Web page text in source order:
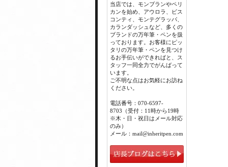
当店では、モンブランやペリ
カンを始め、アウロラ、ビス
コンティ、モンテグラッパ、
カランダッシュなど、多くの
ブランドの万年筆・ペンを扱
っております。お客様にピッ
タリの万年筆・ペンを見つけ
るお手伝いができればと、ス
タッフ一同全力でがんばって
います。
ご不明な点はお気軽にお訪ね
ください。
電話番号：070-6597-
8703（受付：11時から19時
※木・日・祝日はメール対応
のみ）
メール：mail@inheritpen.com